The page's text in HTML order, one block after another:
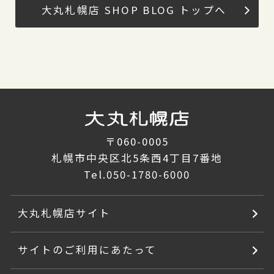
大丸札幌店 SHOP BLOG トップへ
〒060-0005
札幌市中央区北5条西4丁目7番地
Tel.050-1780-6000
大丸札幌店サイト
サイトのご利用にあたって